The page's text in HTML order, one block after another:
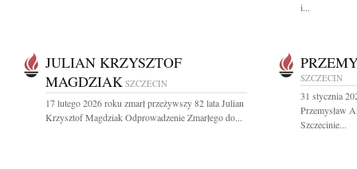
i...
JULIAN KRZYSZTOF
MAGDZIAK SZCZECIN
17 lutego 2026 roku zmarł przeżywszy 82 lata Julian
Krzysztof Magdziak Odprowadzenie Zmarłego do...
SZCZECIN
31 stycznia
Przemysław
Szczecinie...